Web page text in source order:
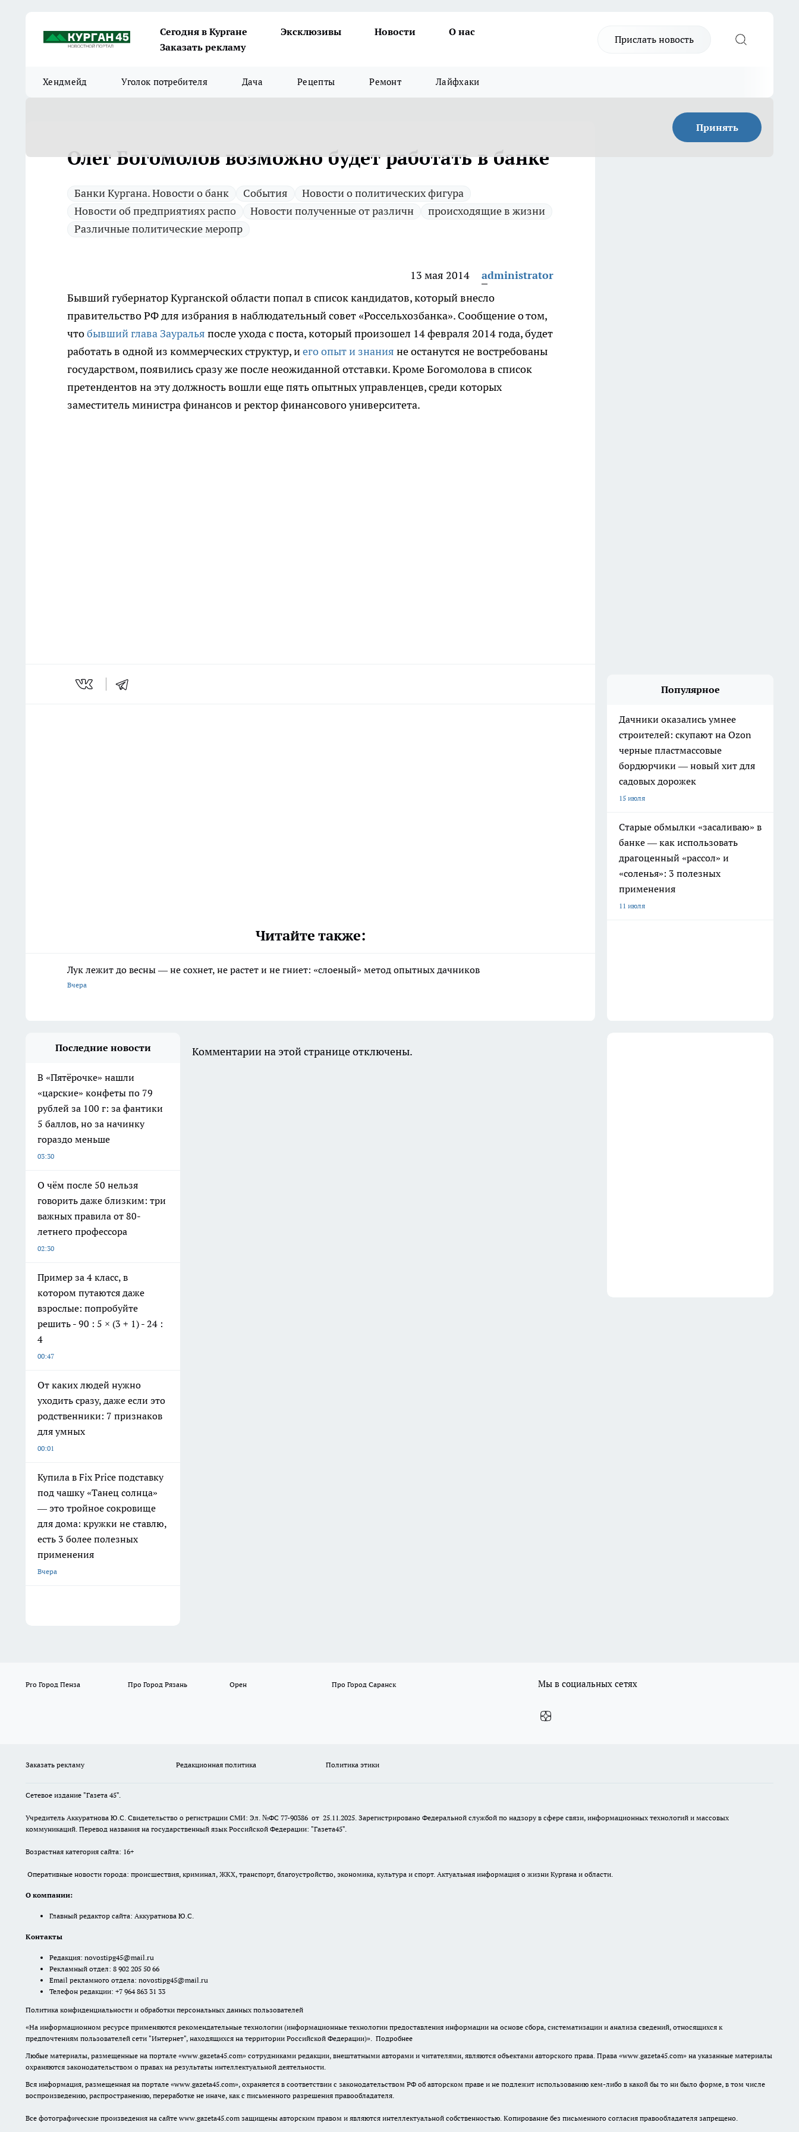
Сегодня в Кургане Эксклюзивы Новости
О нас
Заказать рекламу
Прислать новость
Хендмейд Уголок потребителя Дача Рецепты Ремонт Лайфхаки
Принять
Олег Богомолов возможно будет работать в банке
Банки Кургана. Новости о банк Cобытия
Новости о политических фигура
Новости об предприятиях распо
Новости полученные от различн
происходящие в жизни
Различные политические меропр
13 мая 2014
administrator
Бывший губернатор Курганской области попал в список кандидатов, который внесло
правительство РФ для избрания в наблюдательный совет «Россельхозбанка». Сообщение о том,
чтобывший глава Зауралья после ухода с поста, который произошел 14 февраля 2014 года, будет
работать в одной из коммерческих структур, иего опыт и знания не останутся не востребованы
государством, появились сразу же после неожиданной отставки. Кроме Богомолова в список
претендентов на эту должность вошли еще пять опытных управленцев, среди которых
заместитель министра финансов и ректор финансового университета.
Читайте также:
Лук лежит до весны — не сохнет, не растет и не гниет: «слоеный» метод опытных дачников
Вчера
Популярное
Дачники оказались умнее
строителей: скупают на Ozon
черные пластмассовые
бордюрчики — новый хит для
садовых дорожек
15 июля
Старые обмылки «засаливаю» в
банке — как использовать
драгоценный «рассол» и
«соленья»: 3 полезных
применения
11 июля
Последние новости
В «Пятёрочке» нашли
«царские» конфеты по 79
рублей за 100 г: за фантики
5 баллов, но за начинку
гораздо меньше
03:30
О чём после 50 нельзя
говорить даже близким: три
важных правила от 80-
летнего профессора
02:30
Пример за 4 класс, в
котором путаются даже
взрослые: попробуйте
решить - 90 : 5 × (3 + 1) - 24 :
4
00:47
От каких людей нужно
уходить сразу, даже если это
родственники: 7 признаков
для умных
00:01
Купила в Fix Price подставку
под чашку «Танец солнца»
— это тройное сокровище
для дома: кружки не ставлю,
есть 3 более полезных
применения
Вчера
Комментарии на этой странице отключены.
Pro Город Пенза Про Город Рязань Орен Про Город Саранск Мы в социальных сетях
Заказать рекламу Редакционная политика Политика этики
Сетевое издание "Газета 45".
Учредитель Аккуратнова Ю.С. Свидетельство о регистрации СМИ: Эл. №ФС 77-90386 от 25.11.2025. Зарегистрировано Федеральной службой по надзору в сфере связи, информационных технологий и массовых
коммуникаций. Перевод названия на государственный язык Российской Федерации: "Газета45".
Возрастная категория сайта: 16+
Оперативные новости города: происшествия, криминал, ЖКХ, транспорт, благоустройство, экономика, культура и спорт. Актуальная информация о жизни Кургана и области.
О компании:
Главный редактор сайта: Аккуратнова Ю.С.
Контакты
Редакция: novostipg45@mail.ru
Рекламный отдел: 8 902 205 50 66
Email рекламного отдела: novostipg45@mail.ru
Телефон редакции: +7 964 863 31 33
Политика конфиденциальности и обработки персональных данных пользователей
«На информационном ресурсе применяются рекомендательные технологии (информационные технологии предоставления информации на основе сбора, систематизации и анализа сведений, относящихся к
предпочтениям пользователей сети "Интернет", находящихся на территории Российской Федерации)». Подробнее
Любые материалы, размещенные на портале «www.gazeta45.com» сотрудниками редакции, внештатными авторами и читателями, являются объектами авторского права. Права «www.gazeta45.com» на указанные материалы
охраняются законодательством о правах на результаты интеллектуальной деятельности.
Вся информация, размещенная на портале «www.gazeta45.com», охраняется в соответствии с законодательством РФ об авторском праве и не подлежит использованию кем-либо в какой бы то ни было форме, в том числе
воспроизведению, распространению, переработке не иначе, как с письменного разрешения правообладателя.
Все фотографические произведения на сайте www.gazeta45.com защищены авторским правом и являются интеллектуальной собственностью. Копирование без письменного согласия правообладателя запрещено.